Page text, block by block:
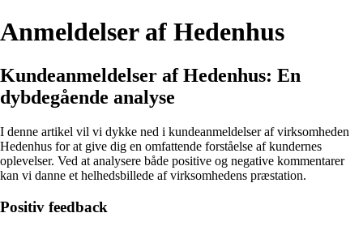
Anmeldelser af Hedenhus
Kundeanmeldelser af Hedenhus: En
dybdegående analyse
I denne artikel vil vi dykke ned i kundeanmeldelser af virksomheden
Hedenhus for at give dig en omfattende forståelse af kundernes
oplevelser. Ved at analysere både positive og negative kommentarer
kan vi danne et helhedsbillede af virksomhedens præstation.
Positiv feedback